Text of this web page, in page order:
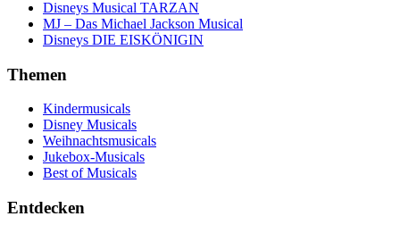
Disneys Musical TARZAN
MJ – Das Michael Jackson Musical
Disneys DIE EISKÖNIGIN
Themen
Kindermusicals
Disney Musicals
Weihnachtsmusicals
Jukebox-Musicals
Best of Musicals
Entdecken